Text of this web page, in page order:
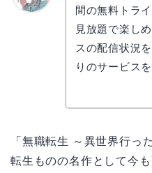
間の無料トラ
見放題で楽し
スの配信状況
りのサービス
「無職転生 ～異世界行っ
転生ものの名作として今